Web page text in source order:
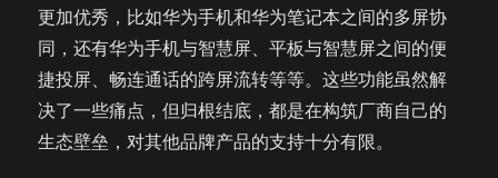
更加优秀，比如华为手机和华为笔记本之间的多屏协
同，还有华为手机与智慧屏、平板与智慧屏之间的便
捷投屏、畅连通话的跨屏流转等等。这些功能虽然解
决了一些痛点，但归根结底，都是在构筑厂商自己的
生态壁垒，对其他品牌产品的支持十分有限。